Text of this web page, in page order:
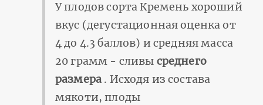
У плодов сорта Кремень хороший
вкус (дегустационная оценка от
4 до 4.3 баллов) и средняя масса
20 грамм - сливы среднего
размера . Исходя из состава
мякоти, плоды